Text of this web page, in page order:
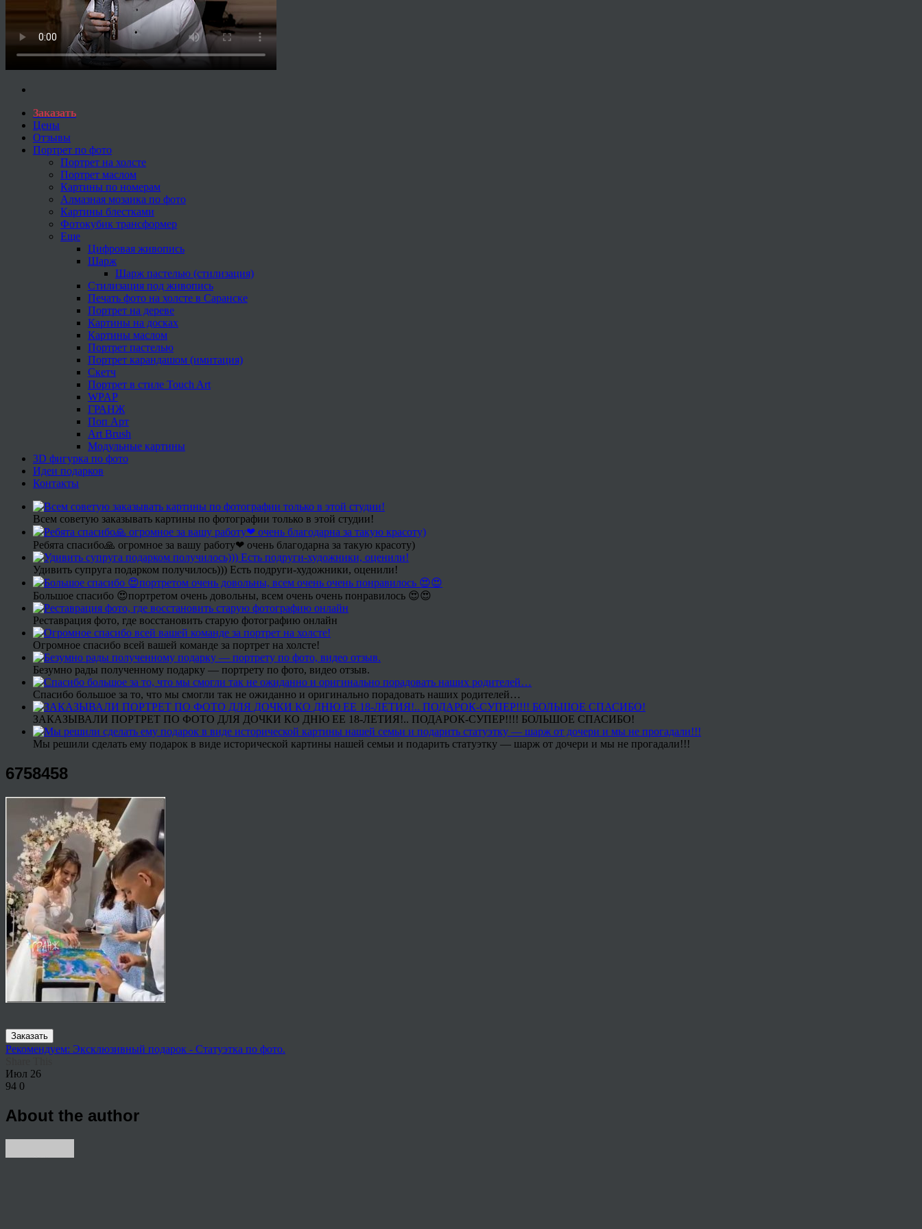
Заказать
Цены
Отзывы
Портрет по фото
Портрет на холсте
Портрет маслом
Картины по номерам
Алмазная мозаика по фото
Картины блестками
Фотокубик трансформер
Еще
Цифровая живопись
Шарж
Шарж пастелью (стилизация)
Стилизация под живопись
Печать фото на холсте в Саранске
Портрет на дереве
Картины на досках
Картины маслом
Портрет пастелью
Портрет карандашом (имитация)
Скетч
Портрет в стиле Touch Art
WPAP
ГРАНЖ
Поп Арт
Art Brush
Модульные картины
3D фигурка по фото
Идеи подарков
Контакты
Всем советую заказывать картины по фотографии только в этой студии!
Ребята спасибо🙏 огромное за вашу работу❤ очень благодарна за такую красоту)
Удивить супруга подарком получилось))) Есть подруги-художники, оценили!
Большое спасибо 😍портретом очень довольны, всем очень очень понравилось 😍😍
Реставрация фото, где восстановить старую фотографию онлайн
Огромное спасибо всей вашей команде за портрет на холсте!
Безумно рады полученному подарку — портрету по фото, видео отзыв.
Спасибо большое за то, что мы смогли так не ожиданно и оригинально порадовать наших родителей…
ЗАКАЗЫВАЛИ ПОРТРЕТ ПО ФОТО ДЛЯ ДОЧКИ КО ДНЮ ЕЕ 18-ЛЕТИЯ!.. ПОДАРОК-СУПЕР!!!! БОЛЬШОЕ СПАСИБО!
Мы решили сделать ему подарок в виде исторической картины нашей семьи и подарить статуэтку — шарж от дочери и мы не прогадали!!!
6758458
Заказать
Рекомендуем: Эксклюзивный подарок - Статуэтка по фото.
Июл 26
94 0
About the author